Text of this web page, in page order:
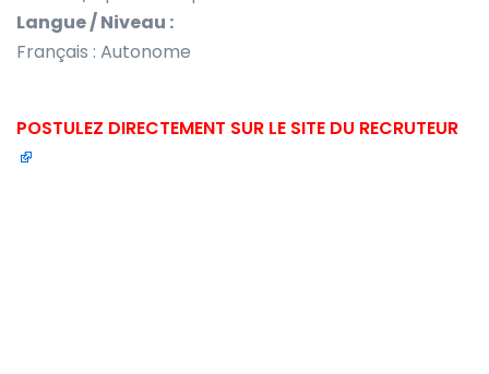
Langue / Niveau :
Français : Autonome
POSTULEZ DIRECTEMENT SUR LE SITE DU RECRUTEUR